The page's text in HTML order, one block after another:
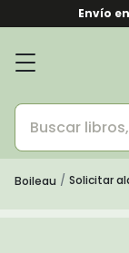
Envío
Boileau Solicitar